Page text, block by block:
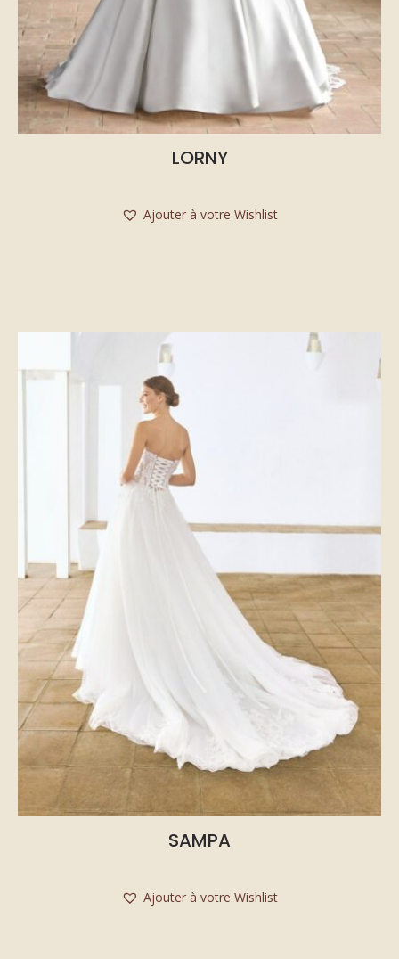
LORNY
Ajouter à votre Wishlist
SAMPA
Ajouter à votre Wishlist